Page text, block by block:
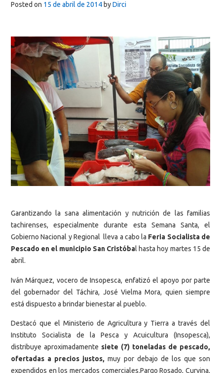
Posted on 15 de abril de 2014 byDirci
Garantizando la sana alimentación y nutrición de las familias
tachirenses, especialmente durante esta Semana Santa, el
Gobierno Nacional y Regional lleva a cabo la Feria Socialista de
Pescado en el municipio San Cristóbal hasta hoy martes 15 de
abril.
Iván Márquez, vocero de Insopesca, enfatizó el apoyo por parte
del gobernador del Táchira, José Vielma Mora, quien siempre
está dispuesto a brindar bienestar al pueblo.
Destacó que el Ministerio de Agricultura y Tierra a través del
Instituto Socialista de la Pesca y Acuicultura (Insopesca),
distribuye aproximadamente siete (7) toneladas de pescado,
ofertadas a precios justos, muy por debajo de los que son
expendidos en los mercados comerciales.Pargo Rosado, Curvina,